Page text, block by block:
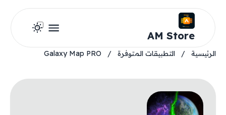
AM Store
الرئيسية / التطبيقات المتوفرة /
Galaxy Map PRO